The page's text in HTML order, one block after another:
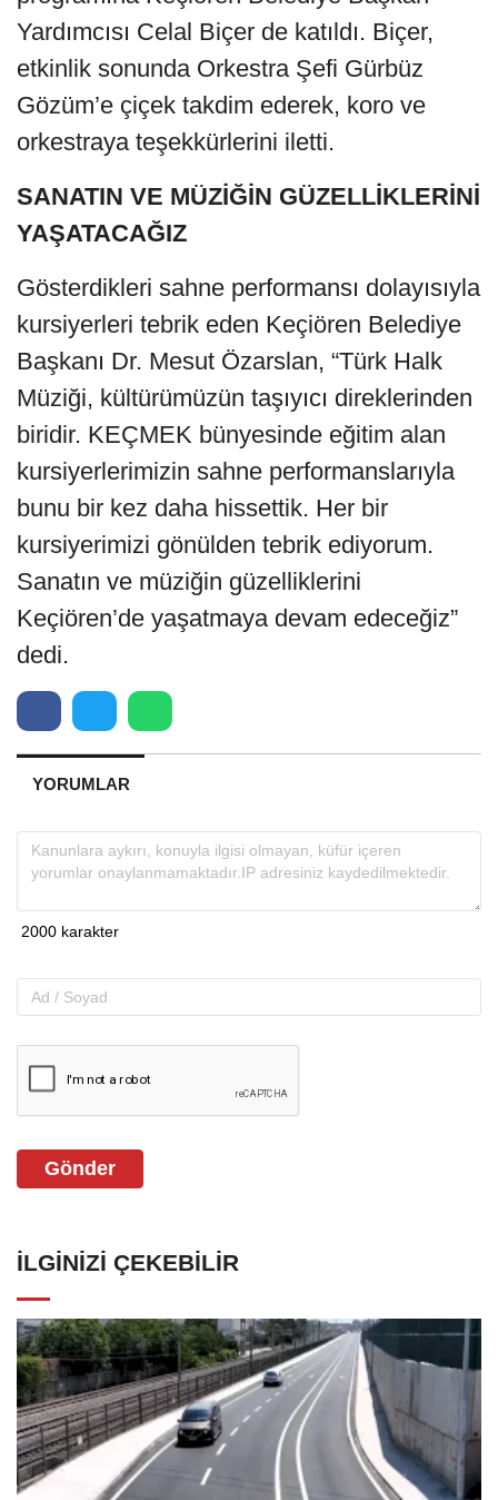
Yardımcısı Celal Biçer de katıldı. Biçer,
etkinlik sonunda Orkestra Şefi Gürbüz
Gözüm’e çiçek takdim ederek, koro ve
orkestraya teşekkürlerini iletti.
SANATIN VE MÜZİĞİN GÜZELLİKLERİNİ
YAŞATACAĞIZ
Gösterdikleri sahne performansı dolayısıyla
kursiyerleri tebrik eden Keçiören Belediye
Başkanı Dr. Mesut Özarslan, “Türk Halk
Müziği, kültürümüzün taşıyıcı direklerinden
biridir. KEÇMEK bünyesinde eğitim alan
kursiyerlerimizin sahne performanslarıyla
bunu bir kez daha hissettik. Her bir
kursiyerimizi gönülden tebrik ediyorum.
Sanatın ve müziğin güzelliklerini
Keçiören’de yaşatmaya devam edeceğiz”
dedi.
YORUMLAR
Gönder
İLGINIZI ÇEKEBILIR